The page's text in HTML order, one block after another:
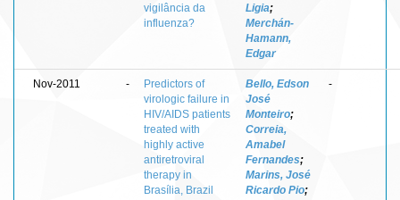
vigilância da
influenza?
Ligia;
Merchán-
Hamann,
Edgar
Nov-2011 -
Predictors of
virologic failure in
HIV/AIDS patients
treated with
highly active
antiretroviral
therapy in
Brasília, Brazil
Bello, Edson
José
Monteiro;
Correia,
Amabel
Fernandes;
Marins, José
Ricardo Pio;
-